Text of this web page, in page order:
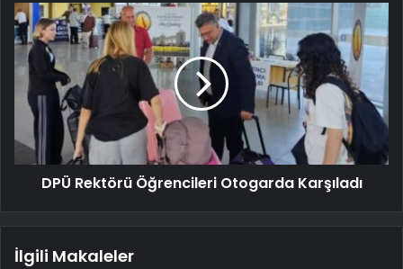
DPÜ Rektörü Öğrencileri Otogarda Karşıladı
İlgili Makaleler